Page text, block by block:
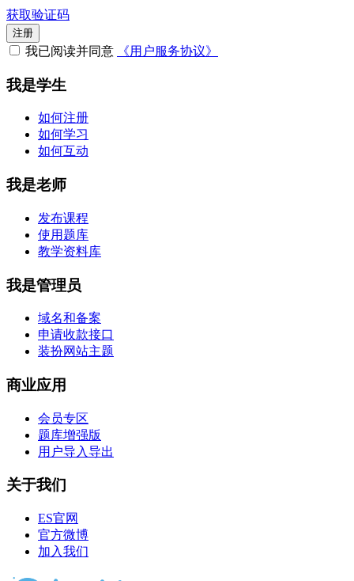
获取验证码
注册
我已阅读并同意 《用户服务协议》
我是学生
如何注册
如何学习
如何互动
我是老师
发布课程
使用题库
教学资料库
我是管理员
域名和备案
申请收款接口
装扮网站主题
商业应用
会员专区
题库增强版
用户导入导出
关于我们
ES官网
官方微博
加入我们